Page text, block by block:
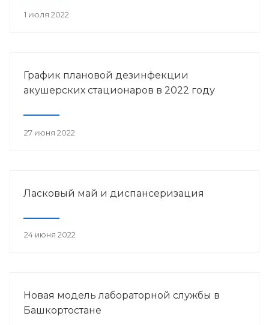
1 июля 2022
График плановой дезинфекции
акушерских стационаров в 2022 году
27 июня 2022
Ласковый май и диспансеризация
24 июня 2022
Новая модель лабораторной службы в
Башкортостане